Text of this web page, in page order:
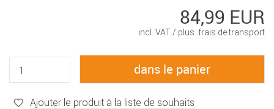
84,99 EUR
incl. VAT / plus. frais de transport
Ajouter le produit à la liste de souhaits